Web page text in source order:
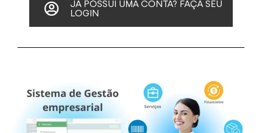
JÁ POSSUI UMA CONTA? FAÇA SEU
LOGIN